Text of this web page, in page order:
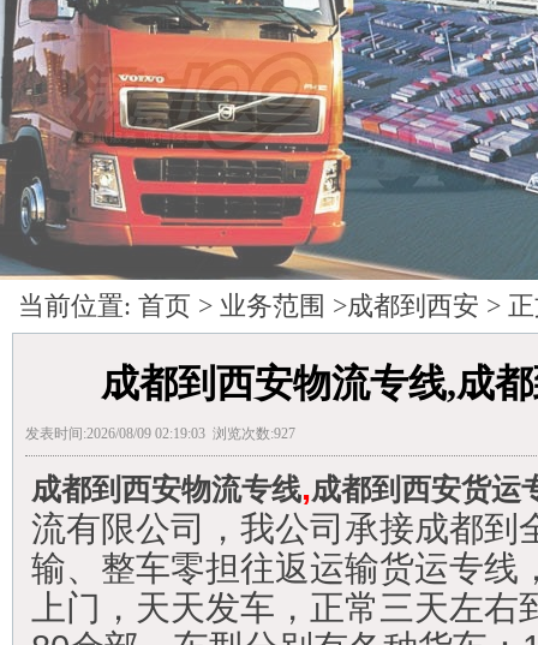
当前位置: 首页 > 业务范围 >成都到西安 >
成都到西安物流专线,成
发表时间:2026/08/09 02:19:03 浏览次数:927
成都到西安物流专线,成都到西安货运
流有限公司，我公司承接成都到
输、整车零担往返运输货运专线
上门，天天发车，正常三天左